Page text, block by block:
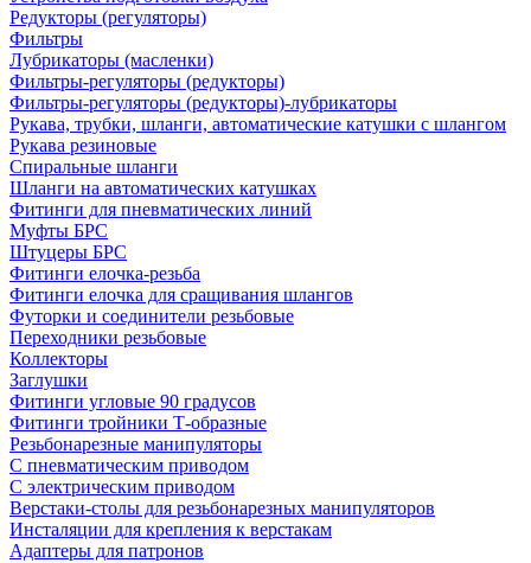
Редукторы (регуляторы)
Фильтры
Лубрикаторы (масленки)
Фильтры-регуляторы (редукторы)
Фильтры-регуляторы (редукторы)-лубрикаторы
Рукава, трубки, шланги, автоматические катушки с шлангом
Рукава резиновые
Спиральные шланги
Шланги на автоматических катушках
Фитинги для пневматических линий
Муфты БРС
Штуцеры БРС
Фитинги елочка-резьба
Фитинги елочка для сращивания шлангов
Футорки и соединители резьбовые
Переходники резьбовые
Коллекторы
Заглушки
Фитинги угловые 90 градусов
Фитинги тройники Т-образные
Резьбонарезные манипуляторы
С пневматическим приводом
С электрическим приводом
Верстаки-столы для резьбонарезных манипуляторов
Инсталяции для крепления к верстакам
Адаптеры для патронов